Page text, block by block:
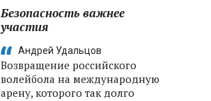
Безопасность важнее
участия
Андрей Удальцов
Возвращение российского
волейбола на международную
арену, которого так долго